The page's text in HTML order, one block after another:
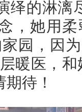
绎的淋
，她用
园，因
暖医，
待！